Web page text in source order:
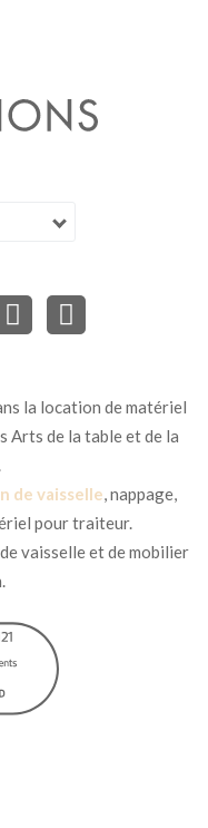
la location de matériel
Arts de la table et de la
de vaisselle, nappage,
pour traiteur.
vaisselle et de mobilier